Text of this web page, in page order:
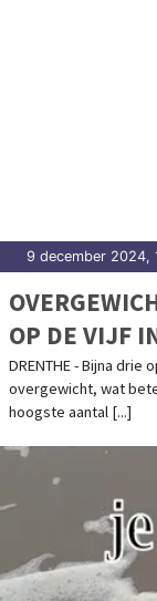
9 december 2024,
OP DE VIJF
DRENTHE - Bijna
overgewicht, wat
hoogste aantal [...]